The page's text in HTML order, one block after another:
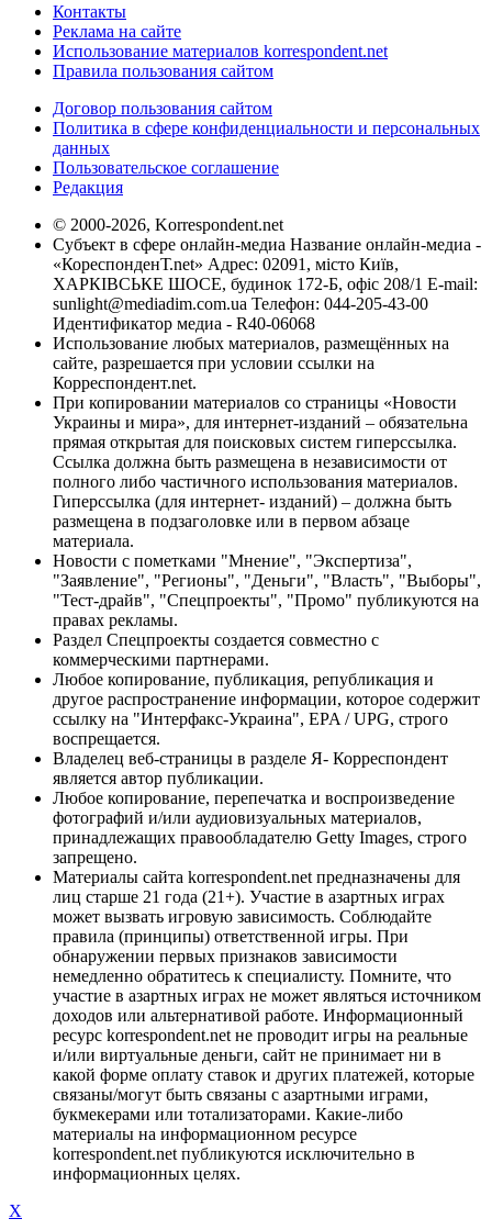
Контакты
Реклама на сайте
Использование материалов korrespondent.net
Правила пользования сайтом
Договор пользования сайтом
Политика в сфере конфиденциальности и персональных
данных
Пользовательское соглашение
Редакция
© 2000-2026, Korrespondent.net
Субъект в сфере онлайн-медиа Название онлайн-медиа -
«КореспонденТ.net» Адрес: 02091, місто Київ,
ХАРКІВСЬКЕ ШОСЕ, будинок 172-Б, офіс 208/1 E-mail:
sunlight@mediadim.com.ua Телефон: 044-205-43-00
Идентификатор медиа - R40-06068
Использование любых материалов, размещённых на
сайте, разрешается при условии ссылки на
Корреспондент.net.
При копировании материалов со страницы «Новости
Украины и мира», для интернет-изданий – обязательна
прямая открытая для поисковых систем гиперссылка.
Ссылка должна быть размещена в независимости от
полного либо частичного использования материалов.
Гиперссылка (для интернет- изданий) – должна быть
размещена в подзаголовке или в первом абзаце
материала.
Новости с пометками "Мнение", "Экспертиза",
"Заявление", "Регионы", "Деньги", "Власть", "Выборы",
"Тест-драйв", "Спецпроекты", "Промо" публикуются на
правах рекламы.
Раздел Спецпроекты создается совместно с
коммерческими партнерами.
Любое копирование, публикация, републикация и
другое распространение информации, которое содержит
ссылку на "Интерфакс-Украина", EPA / UPG, строго
воспрещается.
Владелец веб-страницы в разделе Я- Корреспондент
является автор публикации.
Любое копирование, перепечатка и воспроизведение
фотографий и/или аудиовизуальных материалов,
принадлежащих правообладателю Getty Images, строго
запрещено.
Материалы сайта korrespondent.net предназначены для
лиц старше 21 года (21+). Участие в азартных играх
может вызвать игровую зависимость. Соблюдайте
правила (принципы) ответственной игры. При
обнаружении первых признаков зависимости
немедленно обратитесь к специалисту. Помните, что
участие в азартных играх не может являться источником
доходов или альтернативой работе. Информационный
ресурс korrespondent.net не проводит игры на реальные
и/или виртуальные деньги, сайт не принимает ни в
какой форме оплату ставок и других платежей, которые
связаны/могут быть связаны с азартными играми,
букмекерами или тотализаторами. Какие-либо
материалы на информационном ресурсе
korrespondent.net публикуются исключительно в
информационных целях.
X